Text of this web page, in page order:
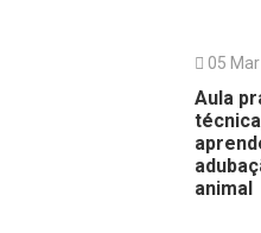
05 Mar
Aula
animal